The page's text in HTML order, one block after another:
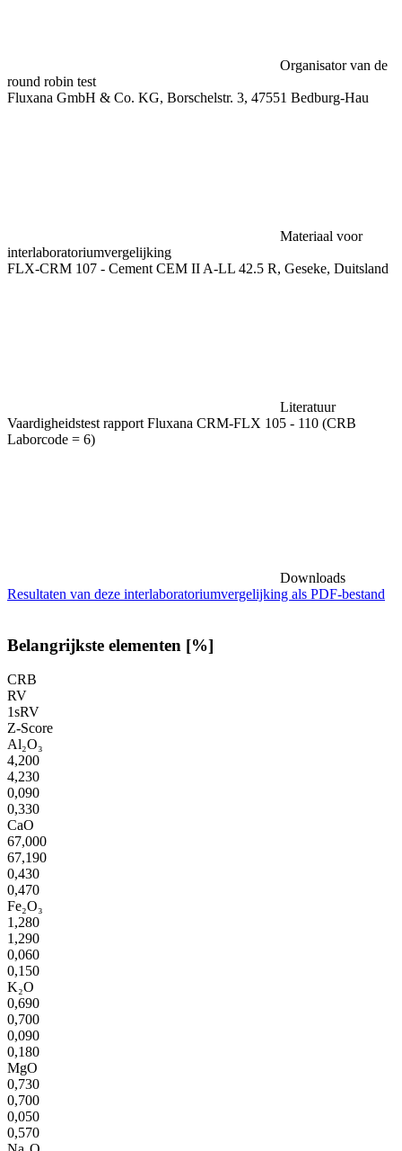
Organisator van de
round robin test
Fluxana GmbH & Co. KG, Borschelstr. 3, 47551 Bedburg-Hau
Materiaal voor
interlaboratoriumvergelijking
FLX-CRM 107 - Cement CEM II A-LL 42.5 R, Geseke, Duitsland
Literatuur
Vaardigheidstest rapport Fluxana CRM-FLX 105 - 110 (CRB
Laborcode = 6)
Downloads
Resultaten van deze interlaboratoriumvergelijking als PDF-bestand
Belangrijkste elementen [%]
CRB
RV
1sRV
Z-Score
Al₂O₃
4,200
4,230
0,090
0,330
CaO
67,000
67,190
0,430
0,470
Fe₂O₃
1,280
1,290
0,060
0,150
K₂O
0,690
0,700
0,090
0,180
MgO
0,730
0,700
0,050
0,570